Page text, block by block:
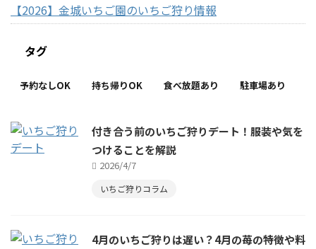
【2026】金城いちご園のいちご狩り情報
タグ
予約なしOK 持ち帰りOK 食べ放題あり 駐車場あり
付き合う前のいちご狩りデート！服装や気を
つけることを解説
2026/4/7
いちご狩りコラム
4月のいちご狩りは遅い？4月の苺の特徴や料